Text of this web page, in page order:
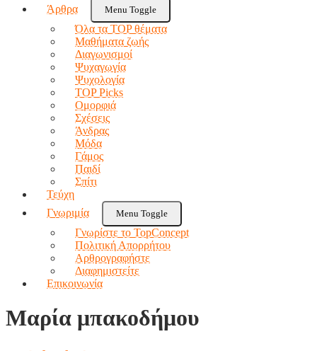
Άρθρα
Menu Toggle
Όλα τα TOP θέματα
Μαθήματα ζωής
Διαγωνισμοί
Ψυχαγωγία
Ψυχολογία
TOP Picks
Ομορφιά
Σχέσεις
Άνδρας
Μόδα
Γάμος
Παιδί
Σπίτι
Τεύχη
Γνωριμία
Menu Toggle
Γνωρίστε το TopConcept
Πολιτική Απορρήτου
Αρθρογραφήστε
Διαφημιστείτε
Επικοινωνία
Μαρία μπακοδήμου